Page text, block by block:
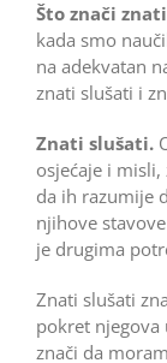
Što znači
kada smo
na adekvatan
znati slušati i
Znati slušati.
osjećaje i
da ih razumije
njihove
je drugima
Znati slušati
pokret njegova
znači da